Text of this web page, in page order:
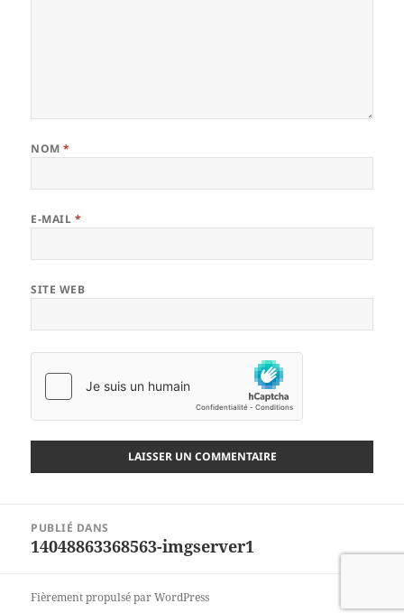
NOM*
E-MAIL *
SITE WEB
l’article
PUBLIÉ DANS
14048863368563-imgserver1
Fièrement propulsé par WordPress